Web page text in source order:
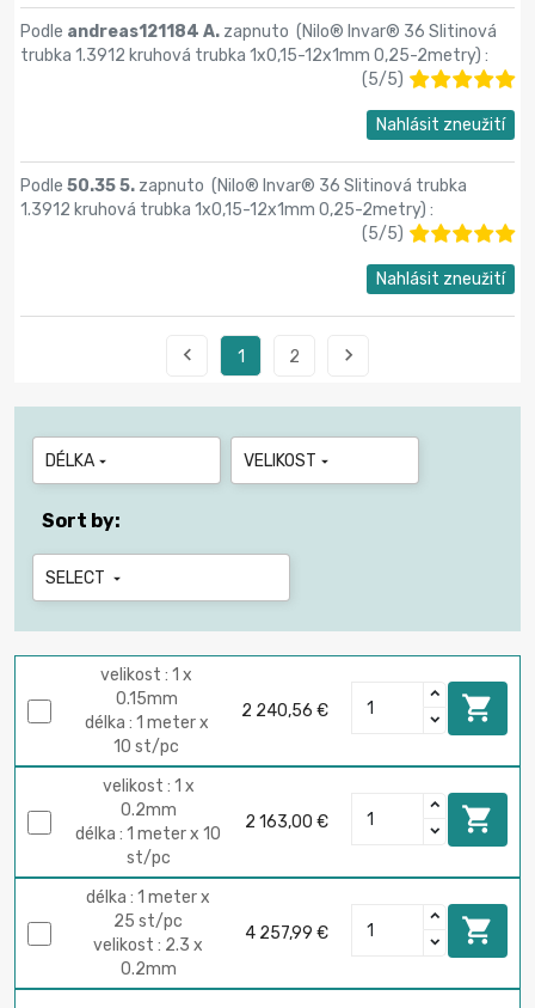
Podle andreas121184 A. zapnuto (Nilo® Invar® 36 Slitinová
trubka 1.3912 kruhová trubka 1x0,15-12х1mm 0,25-2metry) :
(5/5)
Nahlásit zneužití
Podle 50.35 5. zapnuto (Nilo® Invar® 36 Slitinová trubka
1.3912 kruhová trubka 1x0,15-12х1mm 0,25-2metry) :
(5/5)
Nahlásit zneužití
 1 2 
DÉLKA  VELIKOST 
Sort by:
SELECT 
velikost : 1 x
0.15mm
délka : 1 meter x
10 st/pc
2 240,56 € 
velikost : 1 x
0.2mm
délka : 1 meter x 10
st/pc
2 163,00 € 
délka : 1 meter x
25 st/pc
velikost : 2.3 x
0.2mm
4 257,99 € 